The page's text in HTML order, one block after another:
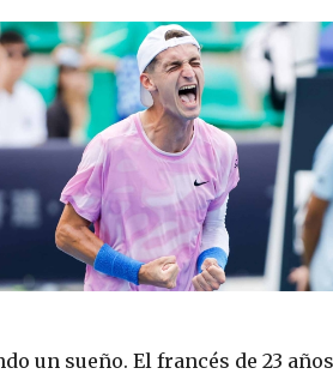
un sueño. El francés de 23